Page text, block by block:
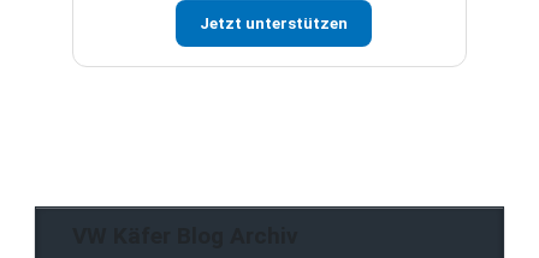
Jetzt unterstützen